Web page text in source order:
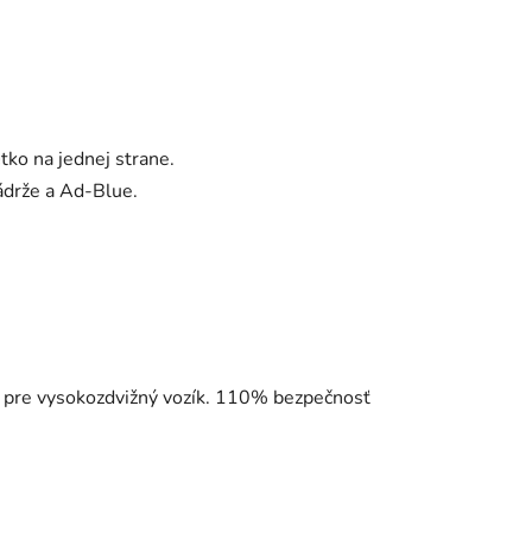
na jednej strane.
a Ad-Blue.
vysokozdvižný vozík. 110% bezpečnosť